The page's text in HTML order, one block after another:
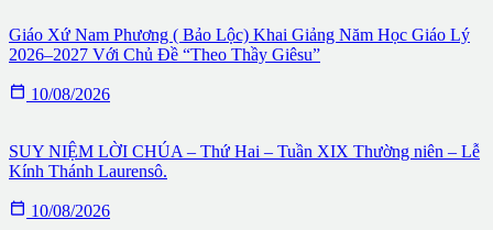
Giáo Xứ Nam Phương ( Bảo Lộc) Khai Giảng Năm Học Giáo Lý
2026–2027 Với Chủ Đề “Theo Thầy Giêsu”
 10/08/2026
SUY NIỆM LỜI CHÚA – Thứ Hai – Tuần XIX Thường niên – Lễ
Kính Thánh Laurensô.
 10/08/2026